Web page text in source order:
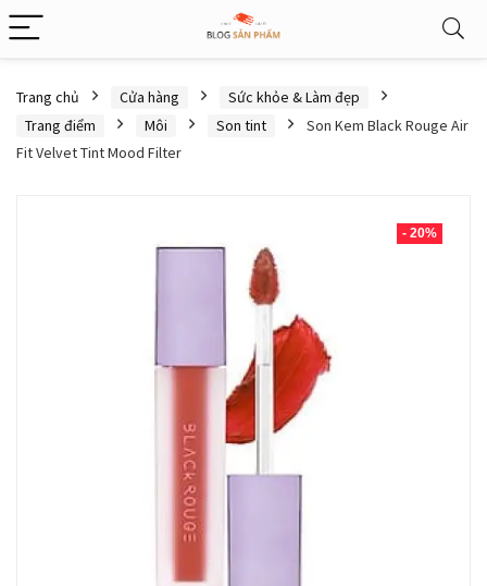
Trang chủ Cửa hàng
Sức khỏe & Làm đẹp
Trang điểm
Môi Son tint
Son Kem Black Rouge Air
Fit Velvet Tint Mood Filter
- 20%